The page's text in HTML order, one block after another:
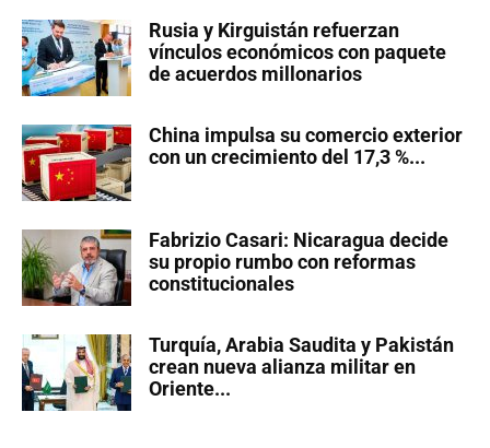
Rusia y Kirguistán refuerzan
vínculos económicos con paquete
de acuerdos millonarios
China impulsa su comercio exterior
con un crecimiento del 17,3 %...
Fabrizio Casari: Nicaragua decide
su propio rumbo con reformas
constitucionales
Turquía, Arabia Saudita y Pakistán
crean nueva alianza militar en
Oriente...